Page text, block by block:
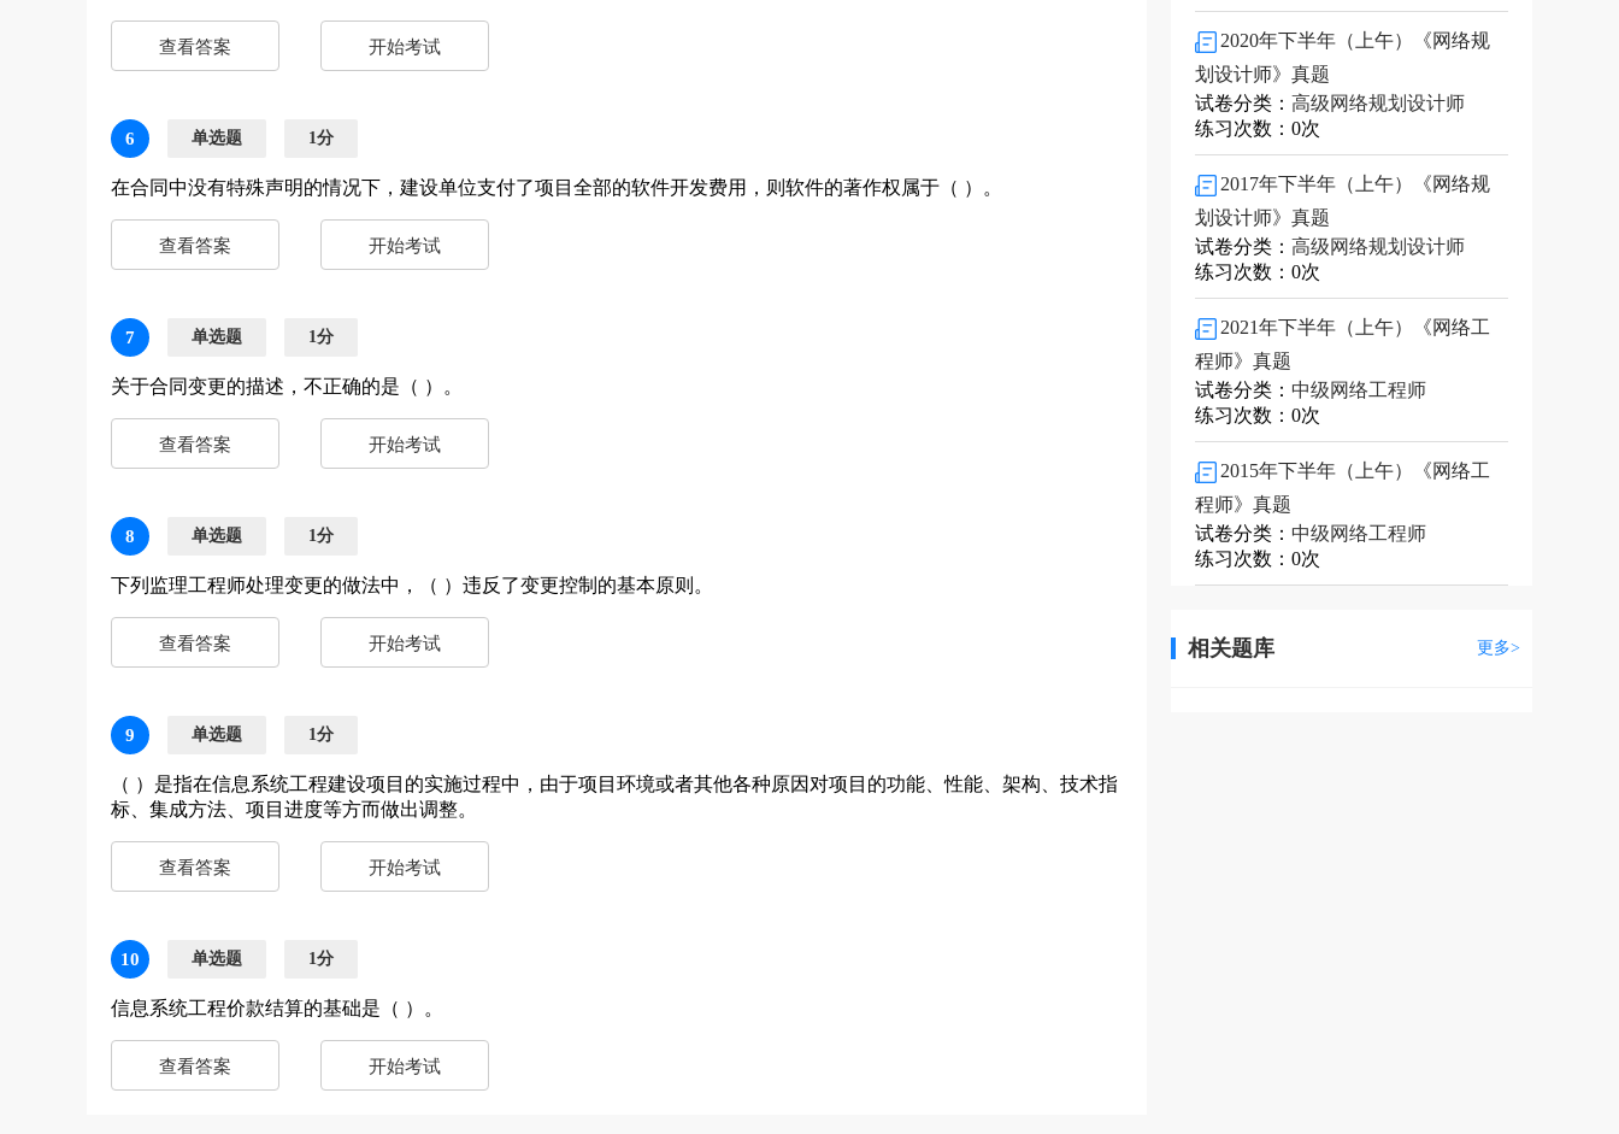
查看答案 开始考试
6 单选题 1分
在合同中没有特殊声明的情况下，建设单位支付了项目全部的软件开发费用，则软件的著作权属于（ ）。
查看答案 开始考试
7 单选题 1分
关于合同变更的描述，不正确的是（ ）。
查看答案 开始考试
8 单选题 1分
下列监理工程师处理变更的做法中，（ ）违反了变更控制的基本原则。
查看答案 开始考试
9 单选题 1分
（ ）是指在信息系统工程建设项目的实施过程中，由于项目环境或者其他各种原因对项目的功能、性能、架构、技术指
标、集成方法、项目进度等方而做出调整。
查看答案 开始考试
10 单选题 1分
信息系统工程价款结算的基础是（ ）。
查看答案 开始考试
2020年下半年（上午）《网络规
划设计师》真题
试卷分类： 高级网络规划设计师
练习次数：0次
2017年下半年（上午）《网络规
划设计师》真题
试卷分类： 高级网络规划设计师
练习次数：0次
2021年下半年（上午）《网络工
程师》真题
试卷分类： 中级网络工程师
练习次数：0次
2015年下半年（上午）《网络工
程师》真题
试卷分类： 中级网络工程师
练习次数：0次
相关题库 更多>